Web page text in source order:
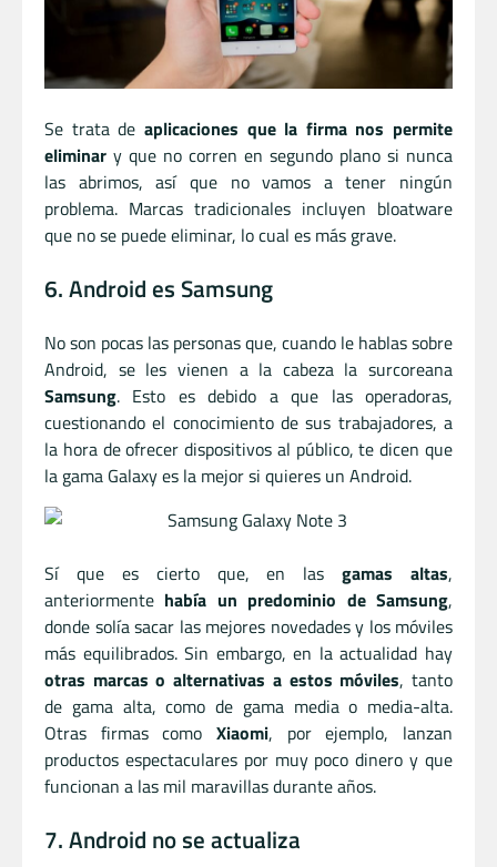
Se trata de aplicaciones que la firma nos permite
eliminar y que no corren en segundo plano si nunca
las abrimos, así que no vamos a tener ningún
problema. Marcas tradicionales incluyen bloatware
que no se puede eliminar, lo cual es más grave.
6. Android es Samsung
No son pocas las personas que, cuando le hablas sobre
Android, se les vienen a la cabeza la surcoreana
Samsung. Esto es debido a que las operadoras,
cuestionando el conocimiento de sus trabajadores, a
la hora de ofrecer dispositivos al público, te dicen que
la gama Galaxy es la mejor si quieres un Android.
Sí que es cierto que, en las gamas altas,
anteriormente había un predominio de Samsung,
donde solía sacar las mejores novedades y los móviles
más equilibrados. Sin embargo, en la actualidad hay
otras marcas o alternativas a estos móviles, tanto
de gama alta, como de gama media o media-alta.
Otras firmas como Xiaomi, por ejemplo, lanzan
productos espectaculares por muy poco dinero y que
funcionan a las mil maravillas durante años.
7. Android no se actualiza